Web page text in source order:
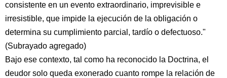
consistente en un evento extraordinario, imprevisible e
irresistible, que impide la ejecución de la obligación o
determina su cumplimiento parcial, tardío o defectuoso."
(Subrayado agregado)
Bajo ese contexto, tal como ha reconocido la Doctrina, el
deudor solo queda exonerado cuanto rompe la relación de